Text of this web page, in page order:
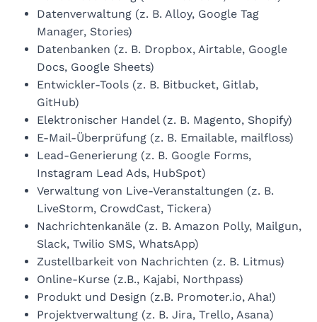
Datenverwaltung (z. B. Alloy, Google Tag
Manager, Stories)
Datenbanken (z. B. Dropbox, Airtable, Google
Docs, Google Sheets)
Entwickler-Tools (z. B. Bitbucket, Gitlab,
GitHub)
Elektronischer Handel (z. B. Magento, Shopify)
E-Mail-Überprüfung (z. B. Emailable, mailfloss)
Lead-Generierung (z. B. Google Forms,
Instagram Lead Ads, HubSpot)
Verwaltung von Live-Veranstaltungen (z. B.
LiveStorm, CrowdCast, Tickera)
Nachrichtenkanäle (z. B. Amazon Polly, Mailgun,
Slack, Twilio SMS, WhatsApp)
Zustellbarkeit von Nachrichten (z. B. Litmus)
Online-Kurse (z.B., Kajabi, Northpass)
Produkt und Design (z.B. Promoter.io, Aha!)
Projektverwaltung (z. B. Jira, Trello, Asana)